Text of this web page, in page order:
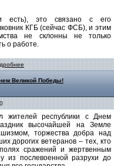
есть), это связано с его
КГБ (сейчас ФСБ), и этим
не склонны не только
о работе.
Великой Победы!
жителей республики с Днем
высочайшей на Земле
торжества добра над
дорогих ветеранов – тех, кто
сражений и жертвенным
из послевоенной разрухи до